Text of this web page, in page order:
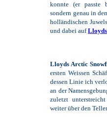
konnte (er passte
sondern genau in
holländischen
und dabei auf
Lloyds Arctic
ersten Weissen
dessen Linie ich
an der
zuletzt
weiter über den